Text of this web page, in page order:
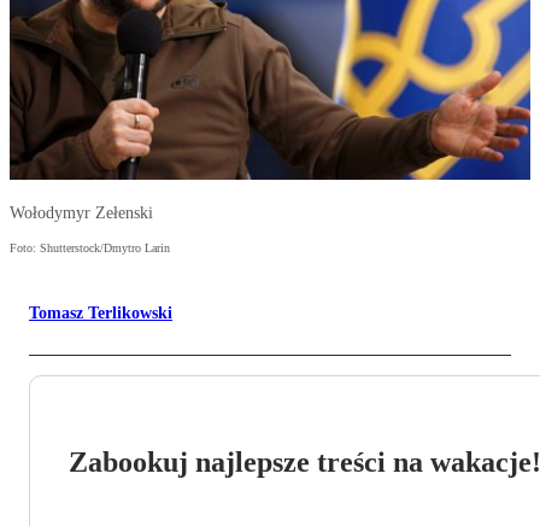
Wołodymyr Zełenski
Foto: Shutterstock/Dmytro Larin
Tomasz Terlikowski
Zabookuj najlepsze treści na wakacje!